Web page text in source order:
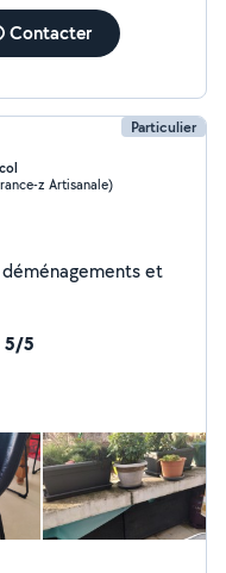
Contacter
Particulier
z Artisanale)
et
5/5